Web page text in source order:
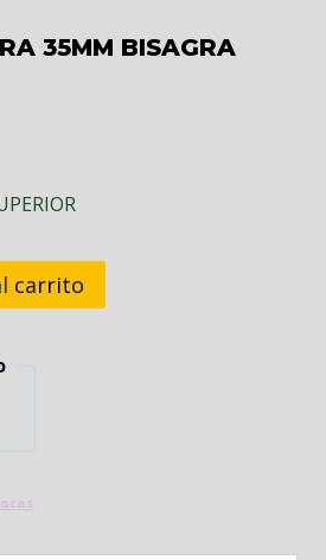
35MM BISAGRA
carrito